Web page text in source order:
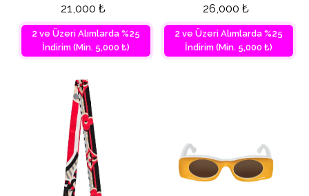
21,000 ₺
2 ve Üzeri Alımlarda %25
İndirim (Min. 5,000 ₺)
26,000 ₺
2 ve Üzeri Alımlarda %25
İndirim (Min. 5,000 ₺)